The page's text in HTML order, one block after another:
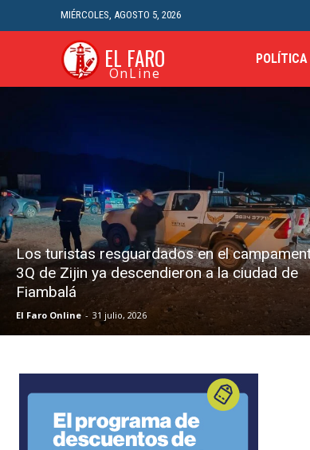
MIÉRCOLES, AGOSTO 5, 2026
EL FARO
OnLine
POLÍTICA
Los turistas resguardados en el
3Q de Zijin ya descendieron a la ciudad de
Fiambalá
El Faro Online - 31 julio, 2026